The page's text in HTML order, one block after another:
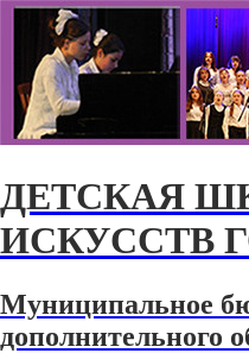
ДЕТСКАЯ
ИСКУССТВ
Муниципальное
дополнительного